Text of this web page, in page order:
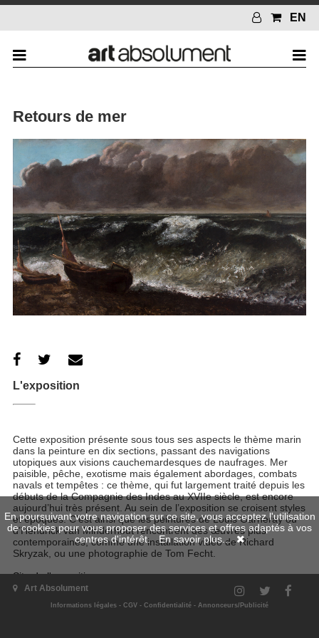
EN
Retours de mer
L'exposition
Cette exposition présente sous tous ses aspects le thème marin
dans la peinture en dix sections, passant des navigations
utopiques aux visions cauchemardesques de naufrages. Mer
paisible, pêche, exotisme mais également abordages, combats
navals et tempêtes : ce thème, qui fut largement traité depuis les
débuts de la Compagnie des Indes au XVIIe siècle, est encore
aujourd’hui très présent. Au sein de l’exposition se croisent styles
et époques. C’est ainsi que les peintures de Louis Garneray ou
d’Hendrick van Minderhout rencontrent des œuvres plus
contemporaines, comme une installation vidéo de Richard
Skryzak, ou une photographie de Tom Fecht.
Site de l'exposition
Art Absolument
Informations légales - CGV - Confidentialité - Annonceurs/Publicité
En poursuivant votre navigation sur ce site, vous acceptez l'utilisation
de cookies pour vous proposer des services et offres adaptés à vos
centres d'intérêt.En savoir plus...